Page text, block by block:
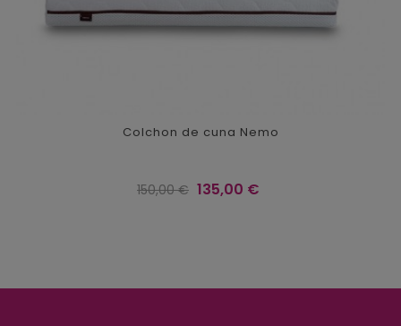
Colchon de cuna Nemo
Precio
150,00 € Precio
135,00 €